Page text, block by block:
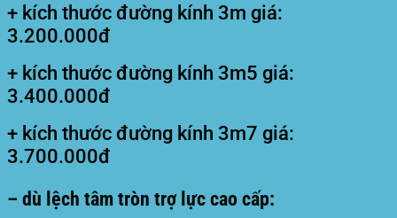
+ kích thước đường kính 3m giá:
3.200.000đ
+ kích thước đường kính 3m5 giá:
3.400.000đ
+ kích thước đường kính 3m7 giá:
3.700.000đ
– dù lệch tâm tròn trợ lực cao cấp: